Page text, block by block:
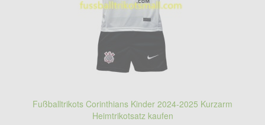
Fußballtrikots Corinthians Kinder 2024-2025 Kurzarm
Heimtrikotsatz kaufen